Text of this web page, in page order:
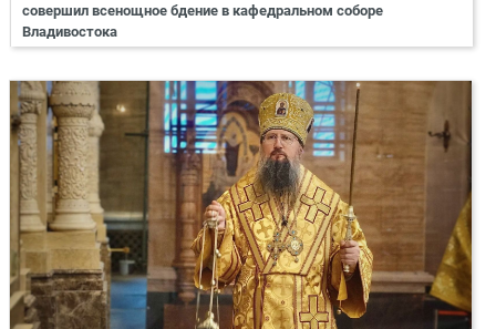
совершил всенощное бдение в кафедральном соборе
Владивостока